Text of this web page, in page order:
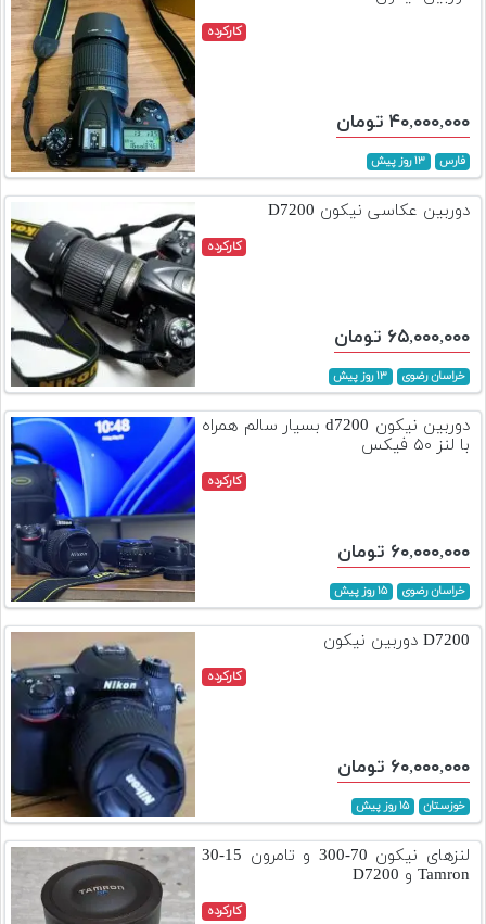
کارکرده
۴۰,۰۰۰,۰۰۰ تومان
فارس ۱۳ روز پیش
دوربین عکاسی نیکون D7200
کارکرده
۶۵,۰۰۰,۰۰۰ تومان
خراسان رضوی ۱۳ روز پیش
دوربین نیکون d7200 بسیار سالم همراه
با لنز ۵۰ فیکس
کارکرده
۶۰,۰۰۰,۰۰۰ تومان
خراسان رضوی ۱۵ روز پیش
D7200 دوربین نیکون
کارکرده
۶۰,۰۰۰,۰۰۰ تومان
خوزستان ۱۵ روز پیش
لنزهای نیکون 70-300 و تامرون 15-30
Tamron و D7200
کارکرده